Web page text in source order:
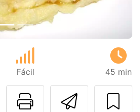
Fácil 45 min
Imprimir
Preguntar al autor